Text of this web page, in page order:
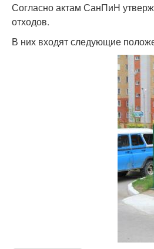
Согласно актам СанПиН
отходов.
В них входят следующие